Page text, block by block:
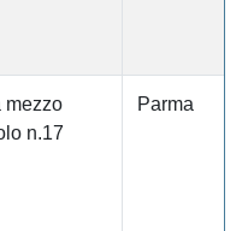
mezzo
n.17
Parma